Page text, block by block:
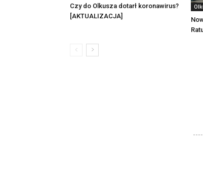
Czy do Olkusza dotarł koronawirus?
[AKTUALIZACJA]